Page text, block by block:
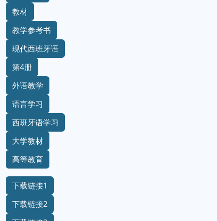
教材
教学参考书
现代西班牙语
第4册
外语教学
语言学习
西班牙语学习
大学教材
高等教育
下载链接1
下载链接2